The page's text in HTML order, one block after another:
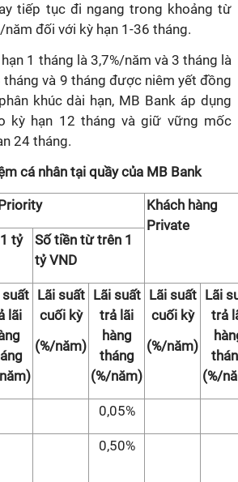
tiếp tục đi ngang trong khoảng từ
năm đối với kỳ hạn 1-36 tháng.
1 tháng là 3,7%/năm và 3 tháng là
tháng và 9 tháng được niêm yết đồng
khúc dài hạn, MB Bank áp dụng
kỳ hạn 12 tháng và giữ vững mốc
24 tháng.
cá nhân tại quầy của MB Bank
Khách hàng
Private
tỷ
Số tiền từ trên 1
tỷ VND
suất
lãi
Lãi suất
cuối kỳ
(%/năm)
Lãi suất
trả lãi
hàng
tháng
(%/năm)
Lãi suất
cuối kỳ
(%/năm)
Lãi
trả
(%/
0,05%
0,50%